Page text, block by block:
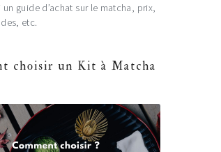
un guide d’achat sur le matcha, prix,
etc.
choisir un Kit à Matcha